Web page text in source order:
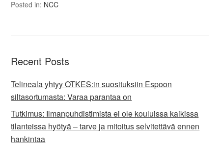
Posted in: NCC
Recent Posts
Telineala yhtyy OTKES:in suosituksiin Espoon
siltasortumasta: Varaa parantaa on
Tutkimus: Ilmanpuhdistimista ei ole kouluissa kaikissa
tilanteissa hyötyä – tarve ja mitoitus selvitettävä ennen
hankintaa